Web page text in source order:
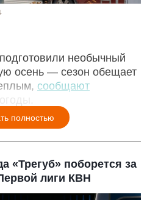
необычный
осень — сезон обещает
сообщают
полностью
«Трегуб» поборется за
лиги КВН